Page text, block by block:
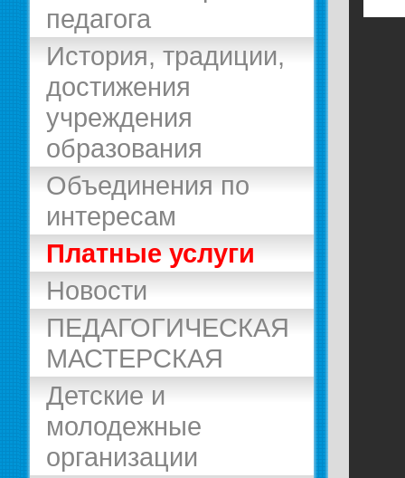
педагога
История, традиции,
достижения
учреждения
образования
Объединения по
интересам
Платные услуги
Новости
ПЕДАГОГИЧЕСКАЯ
МАСТЕРСКАЯ
Детские и
молодежные
организации